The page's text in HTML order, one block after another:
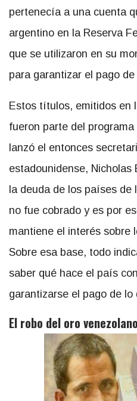
pertenecía a una cuenta
argentino en la Reserva
que se utilizaron en su
para garantizar el pago
Estos títulos, emitidos en
fueron parte del
lanzó el entonces
estadounidense, Nicholas
la deuda de los países de
no fue cobrado y es por
mantiene el interés sobre
Sobre esa base, todo
saber qué hace el país
garantizarse el pago de lo
El robo del oro venezolano